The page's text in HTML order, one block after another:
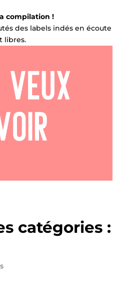
compilation !
des labels indés en écoute
libres.
catégories :